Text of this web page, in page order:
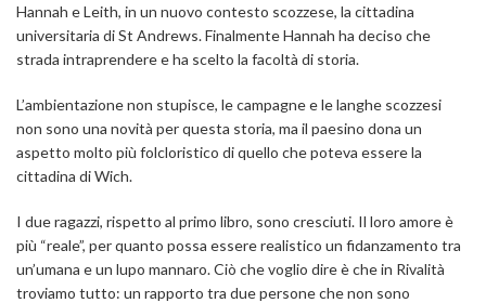
Hannah e Leith, in un nuovo contesto scozzese, la cittadina
universitaria di St Andrews. Finalmente Hannah ha deciso che
strada intraprendere e ha scelto la facoltà di storia.
L’ambientazione non stupisce, le campagne e le langhe scozzesi
non sono una novità per questa storia, ma il paesino dona un
aspetto molto più folcloristico di quello che poteva essere la
cittadina di Wich.
I due ragazzi, rispetto al primo libro, sono cresciuti. Il loro amore è
più “reale”, per quanto possa essere realistico un fidanzamento tra
un’umana e un lupo mannaro. Ciò che voglio dire è che in Rivalità
troviamo tutto: un rapporto tra due persone che non sono